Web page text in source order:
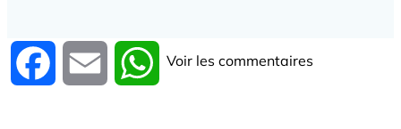
Facebook Email WhatsApp
Voir les commentaires